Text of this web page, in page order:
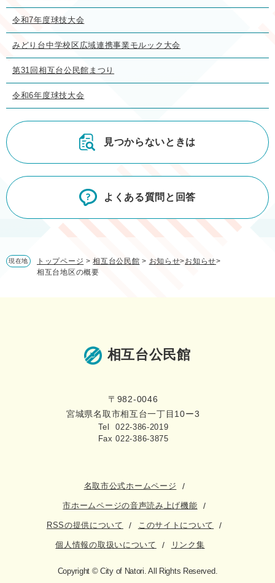
令和7年度球技大会
みどり台中学校区広域連携事業モルック大会
第31回相互台公民館まつり
令和6年度球技大会
見つからないときは
よくある質問と回答
現在地 トップページ > 相互台公民館 > お知らせ>お知らせ>
相互台地区の概要
相互台公民館
〒982-0046
宮城県名取市相互台一丁目10ー3
Tel 022-386-2019
Fax 022-386-3875
名取市公式ホームページ
市ホームページの音声読み上げ機能
RSSの提供について このサイトについて
個人情報の取扱いについて リンク集
Copyright © City of Natori. All Rights Reserved.